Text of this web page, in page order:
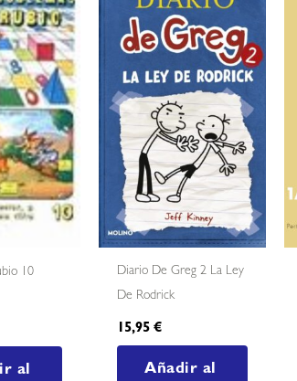
10
al
Diario De Greg 2 La Ley
De Rodrick
15,95€
Añadir al